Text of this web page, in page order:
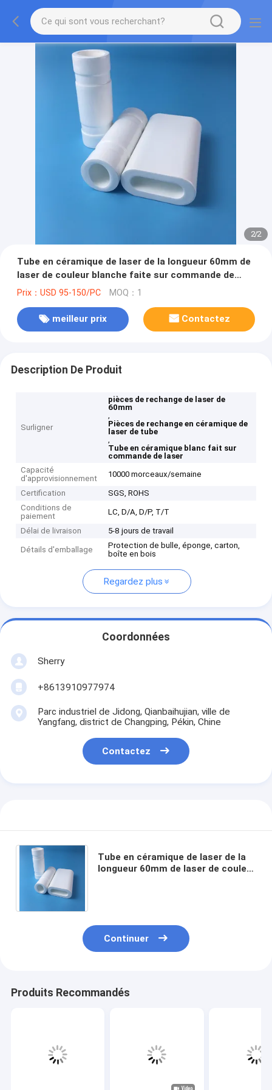
2/2
Tube en céramique de laser de la longueur 60mm de
laser de couleur blanche faite sur commande de
pièces de rechange
Prix：USD 95-150/PC MOQ：1
meilleur prix Contactez
Description De Produit
Surligner
pièces de rechange de laser de
60mm
,
Pièces de rechange en céramique de
laser de tube
,
Tube en céramique blanc fait sur
commande de laser
Capacité
d'approvisionnement
10000 morceaux/semaine
Certification
SGS, ROHS
Conditions de
paiement
LC, D/A, D/P, T/T
Délai de livraison 5-8 jours de travail
Détails d'emballage
Protection de bulle, éponge, carton,
boîte en bois
Regardez plus
Coordonnées
Sherry
+8613910977974
Parc industriel de Jidong, Qianbaihujian, ville de
Yangfang, district de Changping, Pékin, Chine
Contactez
Tube en céramique de laser de la
longueur 60mm de laser de couleur
Continuer
Produits Recommandés